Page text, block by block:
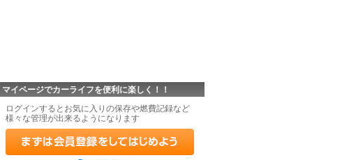
マイページでカーライフを便利に楽しく！！
ログインするとお気に入りの保存や燃費記録など
様々な管理が出来るようになります